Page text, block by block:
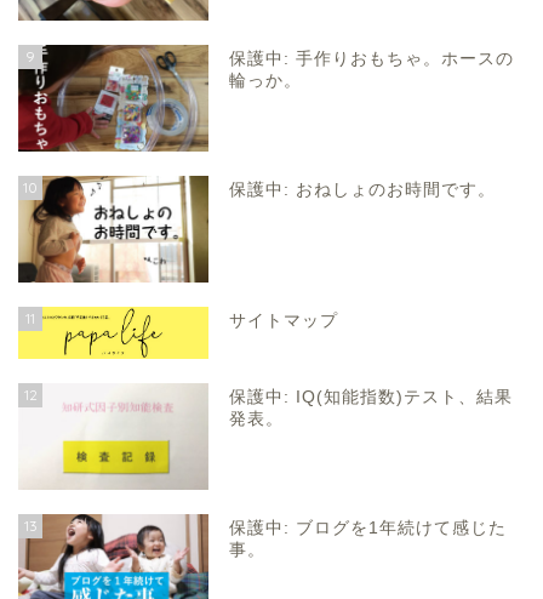
9
保護中: 手作りおもちゃ。ホースの
輪っか。
10 保護中: おねしょのお時間です。
11 サイトマップ
12
保護中: IQ(知能指数)テスト、結果
発表。
13
保護中: ブログを1年続けて感じた
事。